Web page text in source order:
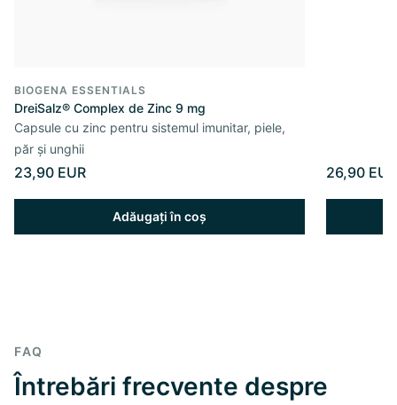
BIOGENA ESSENTIALS
DreiSalz® Complex de Zinc 9 mg
Capsule cu zinc pentru sistemul imunitar, piele,
păr și unghii
23,90 EUR
Adăugați în coș
26,90 EUR
FAQ
Întrebări frecvente despre